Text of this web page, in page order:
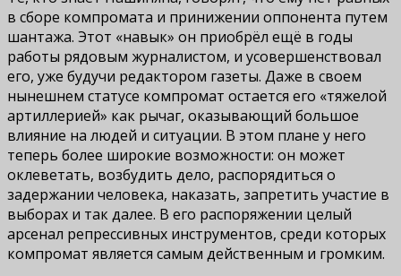
в сборе компромата и принижении оппонента путем
шантажа. Этот «навык» он приобрёл ещё в годы
работы рядовым журналистом, и усовершенствовал
его, уже будучи редактором газеты. Даже в своем
нынешнем статусе компромат остается его «тяжелой
артиллерией» как рычаг, оказывающий большое
влияние на людей и ситуации. В этом плане у него
теперь более широкие возможности: он может
оклеветать, возбудить дело, распорядиться о
задержании человека, наказать, запретить участие в
выборах и так далее. В его распоряжении целый
арсенал репрессивных инструментов, среди которых
компромат является самым действенным и громким.